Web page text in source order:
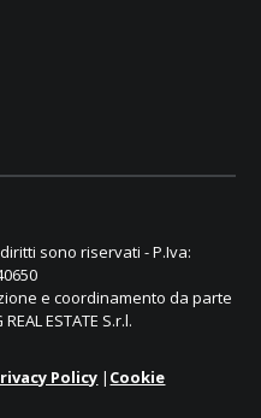
sono riservati - P.Iva:
e coordinamento da parte
ESTATE S.r.l.
Policy | Cookie